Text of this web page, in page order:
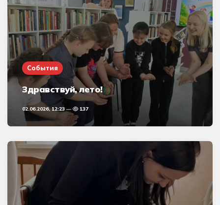
События
Здравствуй, лето!
02.06.2026, 12:23 137